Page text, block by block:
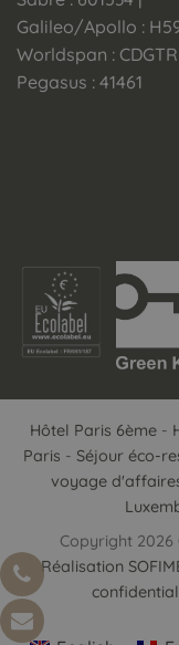
Galileo/Apollo :
Worldspan : CDGTR
Pegasus : 41461
Hôtel Paris 6ème-
Paris - Séjour éco-
voyage
Copyright
Réalisation